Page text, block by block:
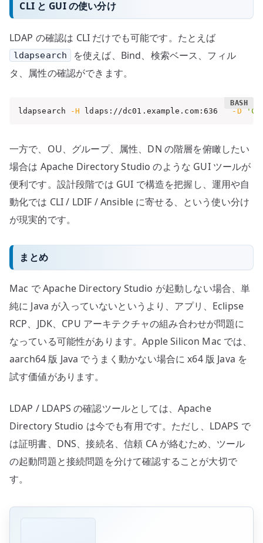
CLI と GUI の使い分け
LDAP の確認は CLI だけでも可能です。たとえば
ldapsearch
を使えば、Bind、検索ベース、フィル
タ、属性の確認ができます。
ldapsearch -H ldaps://dc01.example.com:636 -D
一方で、OU、グループ、属性、DN の階層を俯瞰したい
場合は Apache Directory Studio のような GUI ツールが
便利です。設計段階では GUI で構造を把握し、運用や自
動化では CLI / LDIF / Ansible に寄せる、という使い分け
が現実的です。
まとめ
Mac で Apache Directory Studio が起動しない場合、単
純に Java が入っていないというより、アプリ、Eclipse
RCP、JDK、CPU アーキテクチャの組み合わせが問題に
なっている可能性があります。Apple Silicon Mac では、
aarch64 版 Java でうまく動かない場合に x64 版 Java を
試す価値があります。
LDAP / LDAPS の確認ツールとしては、Apache
Directory Studio は今でも有用です。ただし、LDAPS で
は証明書、DNS、接続名、信頼 CA が絡むため、ツール
の起動問題と接続問題を分けて確認することが大切で
す。